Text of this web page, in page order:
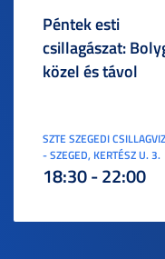
Péntek esti
csillagászat:
közel és távol
SZTE SZEGEDI
- SZEGED, KERTÉSZ U. 3.
18:30 - 22:00